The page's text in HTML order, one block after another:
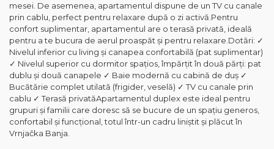
mesei. De asemenea, apartamentul dispune de un TV cu canale
prin cablu, perfect pentru relaxare după o zi activă.Pentru
confort suplimentar, apartamentul are o terasă privată, ideală
pentru a te bucura de aerul proaspăt și pentru relaxare.Dotări: ✓
Nivelul inferior cu living și canapea confortabilă (pat suplimentar)
✓ Nivelul superior cu dormitor spațios, împărțit în două părți: pat
dublu și două canapele ✓ Baie modernă cu cabină de duș ✓
Bucătărie complet utilată (frigider, veselă) ✓ TV cu canale prin
cablu ✓ Terasă privatăApartamentul duplex este ideal pentru
grupuri și familii care doresc să se bucure de un spațiu generos,
confortabil și funcțional, totul într-un cadru liniștit și plăcut în
Vrnjačka Banja.